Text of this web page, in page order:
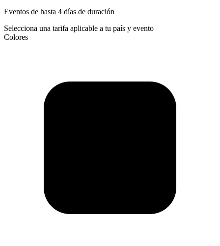
Eventos de hasta 4 días de duración
Selecciona una tarifa aplicable a tu país y evento
Colores